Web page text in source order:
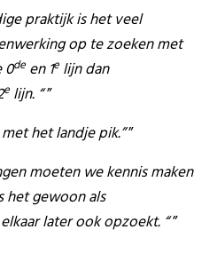
praktijk is het veel
op te zoeken met
0deen 1elijn dan
elijn. “
het landje pik.”
moeten we kennis maken
het gewoon als
later ook opzoekt. “